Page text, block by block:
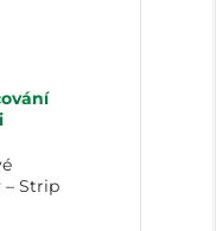
– Strip